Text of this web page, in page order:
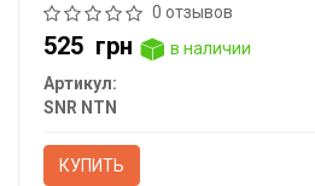
0 отзывов
525 грн
в наличии
Артикул:
SNR NTN
КУПИТЬ